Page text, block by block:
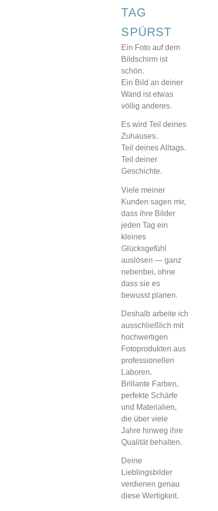
TAG
SPÜRST
Ein Foto auf dem
Bildschirm ist
schön.
Ein Bild an deiner
Wand ist etwas
völlig anderes.
Es wird Teil deines
Zuhauses.
Teil deines Alltags.
Teil deiner
Geschichte.
Viele meiner
Kunden sagen mir,
dass ihre Bilder
jeden Tag ein
kleines
Glücksgefühl
auslösen — ganz
nebenbei, ohne
dass sie es
bewusst planen.
Deshalb arbeite ich
ausschließlich mit
hochwertigen
Fotoprodukten aus
professionellen
Laboren.
Brillante Farben,
perfekte Schärfe
und Materialien,
die über viele
Jahre hinweg ihre
Qualität behalten.
Deine
Lieblingsbilder
verdienen genau
diese Wertigkeit.